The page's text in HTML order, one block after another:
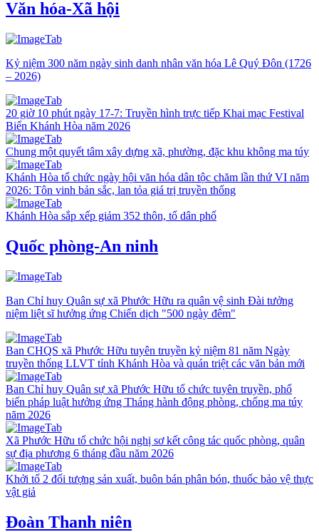
Văn hóa-Xã hội
Kỷ niệm 300 năm ngày sinh danh nhân văn hóa Lê Quý Đôn (1726
– 2026)
20 giờ 10 phút ngày 17-7: Truyền hình trực tiếp Khai mạc Festival
Biển Khánh Hòa năm 2026
Chung một quyết tâm xây dựng xã, phường, đặc khu không ma túy
Khánh Hòa tổ chức ngày hội văn hóa dân tộc chăm lần thứ VI năm
2026: Tôn vinh bản sắc, lan tỏa giá trị truyền thống
Khánh Hòa sắp xếp giảm 352 thôn, tổ dân phố
Quốc phòng-An ninh
Ban Chỉ huy Quân sự xã Phước Hữu ra quân vệ sinh Đài tưởng
niệm liệt sĩ hưởng ứng Chiến dịch "500 ngày đêm"
Ban CHQS xã Phước Hữu tuyên truyền kỷ niệm 81 năm Ngày
truyền thống LLVT tỉnh Khánh Hòa và quán triệt các văn bản mới
Ban Chỉ huy Quân sự xã Phước Hữu tổ chức tuyên truyền, phổ
biến pháp luật hưởng ứng Tháng hành động phòng, chống ma túy
năm 2026
Xã Phước Hữu tổ chức hội nghị sơ kết công tác quốc phòng, quân
sự địa phương 6 tháng đầu năm 2026
Khởi tố 2 đối tượng sản xuất, buôn bán phân bón, thuốc bảo vệ thực
vật giả
Đoàn Thanh niên